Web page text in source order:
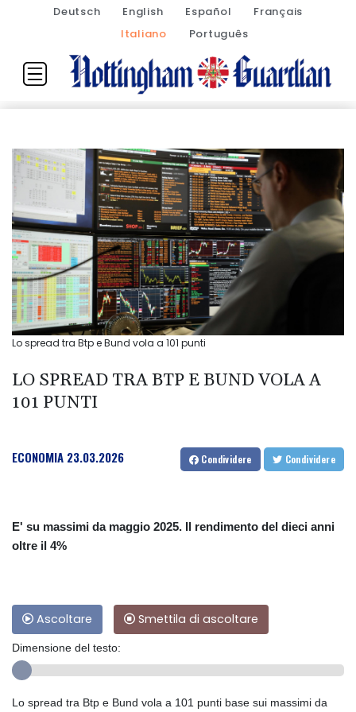
Deutsch English Español
Français
Italiano
Português
Lo spread tra Btp e Bund vola a 101 punti
LO SPREAD TRA BTP E BUND VOLA A
101 PUNTI
ECONOMIA 23.03.2026 Condividere Condividere
E' su massimi da maggio 2025. Il rendimento del dieci anni
oltre il 4%
Ascoltare Smettila di ascoltare
Dimensione del testo:
Lo spread tra Btp e Bund vola a 101 punti base sui massimi da